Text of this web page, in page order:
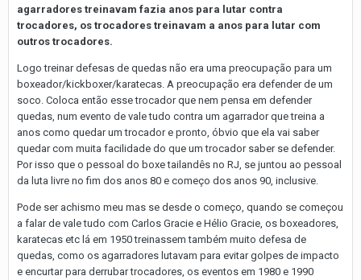
agarradores treinavam fazia anos para lutar contra
trocadores, os trocadores treinavam a anos para lutar com
outros trocadores.
Logo treinar defesas de quedas não era uma preocupação para um
boxeador/kickboxer/karatecas. A preocupação era defender de um
soco. Coloca então esse trocador que nem pensa em defender
quedas, num evento de vale tudo contra um agarrador que treina a
anos como quedar um trocador e pronto, óbvio que ela vai saber
quedar com muita facilidade do que um trocador saber se defender.
Por isso que o pessoal do boxe tailandês no RJ, se juntou ao pessoal
da luta livre no fim dos anos 80 e começo dos anos 90, inclusive.
Pode ser achismo meu mas se desde o começo, quando se começou
a falar de vale tudo com Carlos Gracie e Hélio Gracie, os boxeadores,
karatecas etc lá em 1950 treinassem também muito defesa de
quedas, como os agarradores lutavam para evitar golpes de impacto
e encurtar para derrubar trocadores, os eventos em 1980 e 1990